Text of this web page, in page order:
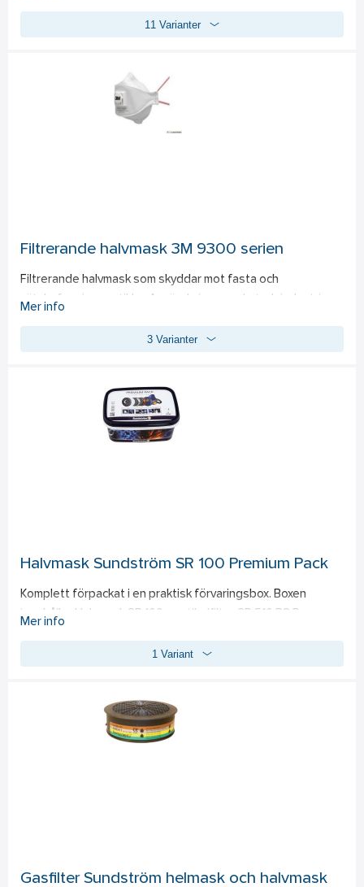
11 Varianter
Filtrerande halvmask 3M 9300 serien
Filtrerande halvmask som skyddar mot fasta och
vätskeformiga partiklar. Används inom verkstadsindustri,
komfortabelt och säkert skydd mot hälsofarligt damm
149+A1:2009 FFP2 NR D.
Denna artikel är klassad som Smittskyddsartikel
Mer info
3 Varianter
Halvmask Sundström SR 100 Premium Pack
Komplett förpackat i en praktisk förvaringsbox. Boxen
innehåller Halvmask SR 100, partikelfilter SR 510 P3 R,
Mer info
1 Variant
Gasfilter Sundström helmask och halvmask